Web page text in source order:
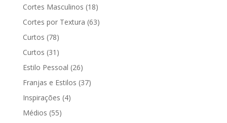
Cortes Masculinos (18)
Cortes por Textura (63)
Curtos (78)
Curtos (31)
Estilo Pessoal (26)
Franjas e Estilos (37)
Inspirações (4)
Médios (55)